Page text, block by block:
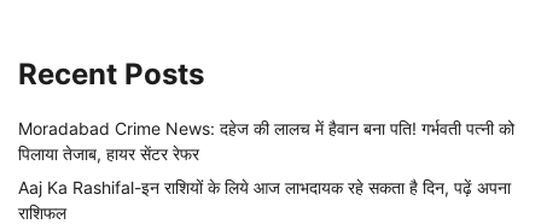
Recent Posts
Moradabad Crime News: दहेज की लालच में हैवान बना पति! गर्भवती पत्नी को
पिलाया तेजाब, हायर सेंटर रेफर
Aaj Ka Rashifal-इन राशियों के लिये आज लाभदायक रहे सकता है दिन, पढ़ें अपना
राशिफल